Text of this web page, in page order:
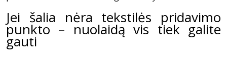
Jei šalia nėra tekstilės pridavimo
punkto – nuolaidą vis tiek galite
gauti